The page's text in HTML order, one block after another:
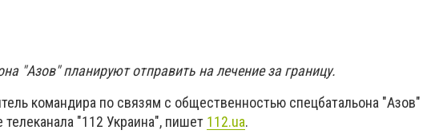
"Азов" планируют отправить на лечение за границу.
командира по связям с общественностью спецбатальона "Азов"
"112 Украина", пишет 112.ua.